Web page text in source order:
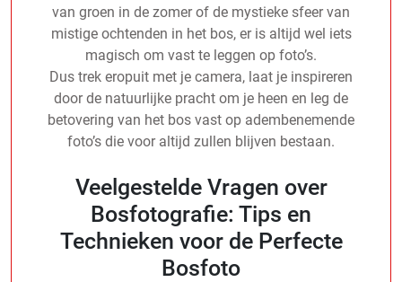
van groen in de zomer of de mystieke sfeer van
mistige ochtenden in het bos, er is altijd wel iets
magisch om vast te leggen op foto’s.
Dus trek eropuit met je camera, laat je inspireren
door de natuurlijke pracht om je heen en leg de
betovering van het bos vast op adembenemende
foto’s die voor altijd zullen blijven bestaan.
Veelgestelde Vragen over
Bosfotografie: Tips en
Technieken voor de Perfecte
Bosfoto